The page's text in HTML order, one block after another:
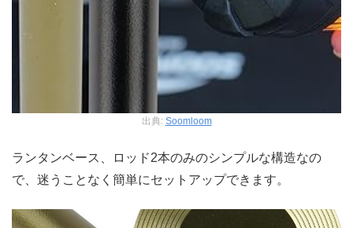
出典: Soomloom
ランタンベース、ロッド2本のみのシンプルな構造なの
で、迷うことなく簡単にセットアップできます。